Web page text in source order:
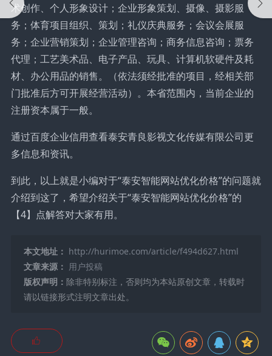
术创作、个人形象设计；企业形象策划、摄像、摄影服
务；体育项目组织、策划；礼仪庆典服务；会议会展服
务；企业营销策划；企业管理咨询；商务信息咨询；票务
代理；工艺美术品、电子产品、玩具、计算机软硬件及耗
材、办公用品的销售。（依法须经批准的项目，经相关部
门批准后方可开展经营活动）。本省范围内，当前企业的
注册资本属于一般。
通过百度企业信用查看泰安青良影视文化传媒有限公司更
多信息和资讯。
到此，以上就是小编对于“泰安智能网站优化价格”的问题就
介绍到这了，希望介绍关于“泰安智能网站优化价格”的
【4】点解答对大家有用。
本文地址： http://hurimoe.com/article/f494d627.html
文章来源： 用户投稿
版权声明： 除非特别标注，否则均为本站原创文章，转载时
请以链接形式注明文章出处。